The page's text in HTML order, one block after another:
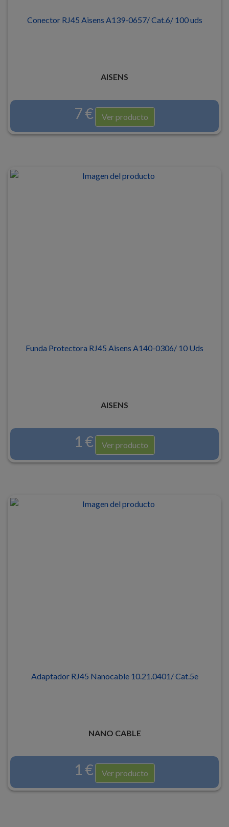
Conector RJ45 Aisens A139-0657/ Cat.6/ 100 uds
AISENS
7 € Ver producto
Funda Protectora RJ45 Aisens A140-0306/ 10 Uds
AISENS
1 € Ver producto
Adaptador RJ45 Nanocable 10.21.0401/ Cat.5e
NANO CABLE
1 € Ver producto